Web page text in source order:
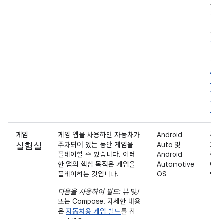
습
니
다.
운
전
중
오
디
오
지
원
게임
실험실
게임 앱을 사용하면 자동차가
주차되어 있는 동안 게임을
플레이할 수 있습니다. 이러
한 앱의 핵심 목적은 게임을
플레이하는 것입니다.
다음을 사용하여 빌드: 뷰 및/
또는 Compose. 자세한 내용
은 자동차용 게임 빌드를 참
Android
Auto 및
Android
Automotive
OS
주
차
중
에
만